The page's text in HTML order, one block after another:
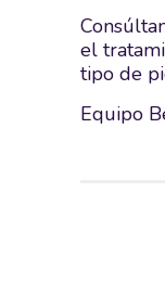
el
tipo de
Equipo